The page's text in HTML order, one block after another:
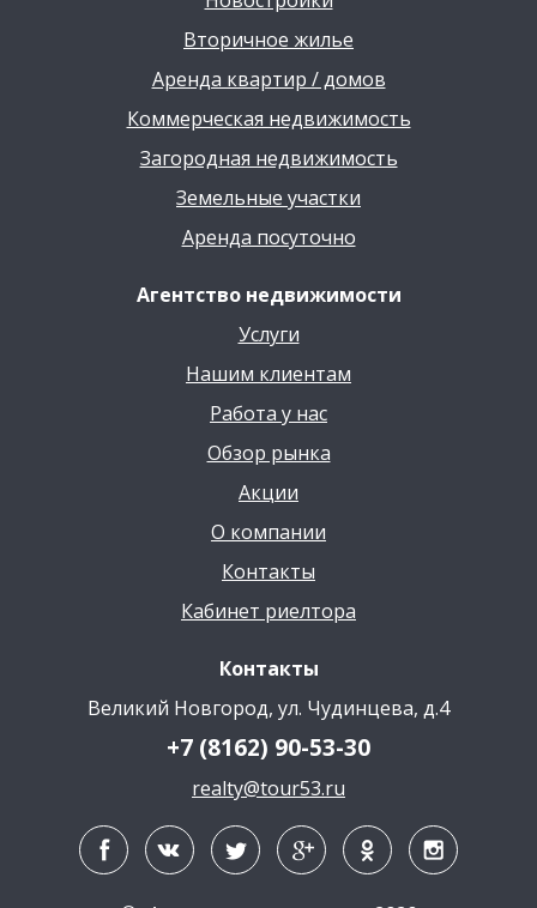
Вторичное жилье
Аренда квартир / домов
Коммерческая недвижимость
Загородная недвижимость
Земельные участки
Аренда посуточно
Агентство недвижимости
Услуги
Нашим клиентам
Работа у нас
Обзор рынка
Акции
О компании
Контакты
Кабинет риелтора
Контакты
Великий Новгород, ул. Чудинцева, д.4
+7 (8162) 90-53-30
realty@tour53.ru